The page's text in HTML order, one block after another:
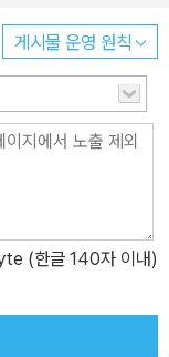
러나지 않는 것은 커
이터가 보여주는 뉴
느린 듯하나 매혹
속했던 그는 뒤늦게
아들이지 않았다고
다 세상을 꾸미지 않
. 컬러 사진
넘 포토스는 1950년
의 선두에 선 매그
게시물 운영 원칙
(한글 140자 이내)